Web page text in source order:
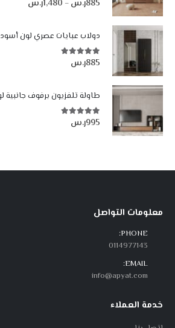
885ر.س –
1,480ر.س
دولاب عبايات عصري لون أسود DE-603
5.00 من أصل 5 885ر.س
5.00 من أصل 5 995ر.س
معلومات التواصل
PHONE:
0114977143
EMAIL:
info@apyat.com
خدمة العملاء